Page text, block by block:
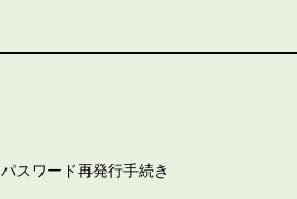
パスワード再発行手続き